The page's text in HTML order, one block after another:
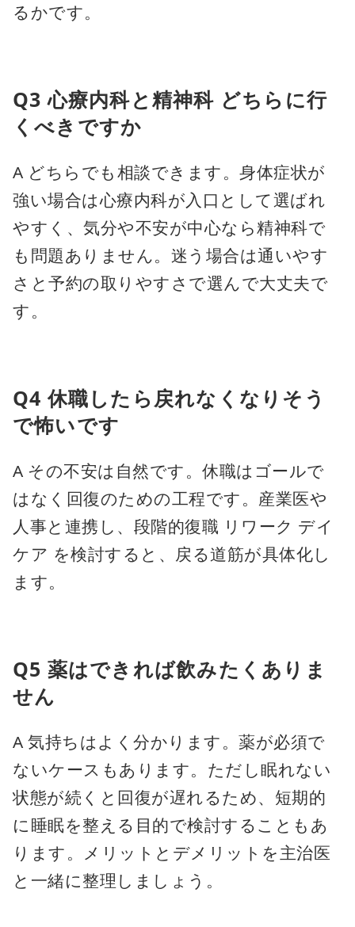
るかです。
Q3 心療内科と精神科 どちらに行
くべきですか
A どちらでも相談できます。身体症状が
強い場合は心療内科が入口として選ばれ
やすく、気分や不安が中心なら精神科で
も問題ありません。迷う場合は通いやす
さと予約の取りやすさで選んで大丈夫で
す。
Q4 休職したら戻れなくなりそう
で怖いです
A その不安は自然です。休職はゴールで
はなく回復のための工程です。産業医や
人事と連携し、段階的復職 リワーク デイ
ケア を検討すると、戻る道筋が具体化し
ます。
Q5 薬はできれば飲みたくありま
せん
A 気持ちはよく分かります。薬が必須で
ないケースもあります。ただし眠れない
状態が続くと回復が遅れるため、短期的
に睡眠を整える目的で検討することもあ
ります。メリットとデメリットを主治医
と一緒に整理しましょう。